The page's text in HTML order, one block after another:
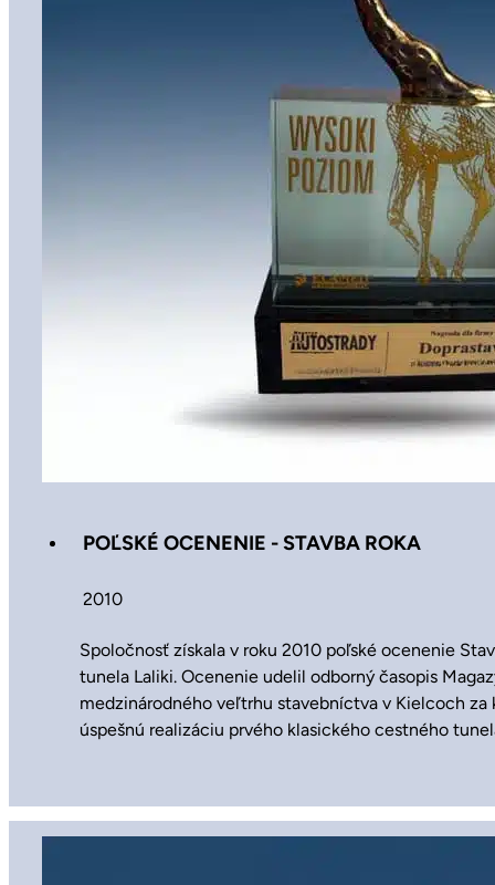
POĽSKÉ OCENENIE - STAVBA ROKA
2010
Spoločnosť získala v roku 2010 poľské ocenenie
tunela Laliki. Ocenenie udelil odborný časopis
medzinárodného veľtrhu stavebníctva v Kielcoch
úspešnú realizáciu prvého klasického cestného